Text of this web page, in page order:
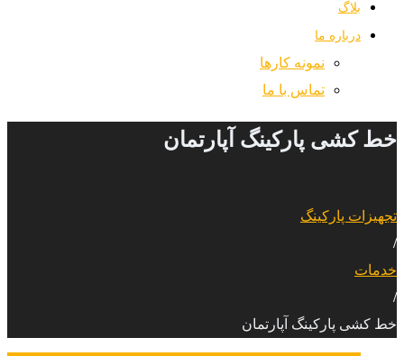
بلاگ
درباره ما
نمونه کارها
تماس با ما
خط کشی پارکینگ آپارتمان
تجهیزات پارکینگ
/
خدمات
/
خط کشی پارکینگ آپارتمان